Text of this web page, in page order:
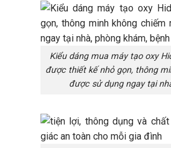
Kiểu dáng mua máy tạo oxy
được thiết kế nhỏ gọn, thông
được sử dụng ngay tại